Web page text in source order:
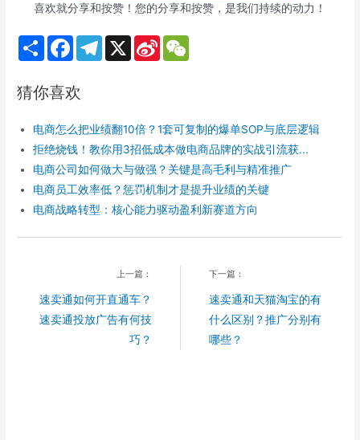
喜欢就分享和按赞！您的分享和按赞，是我们持续的动力！
S
h
e
F
b
k
T
m
X
S
b
o
猜你喜欢
电商怎么把业绩翻10倍？1套可复制的爆单SOP与底层逻辑
拒绝烧钱！教你用3招低成本做电商品牌的实战引流获...
电商公司如何做大与做强？关键是高毛利与精准推广
电商员工效率低？惩罚机制才是提升业绩的关键
电商战略转型：核心能力驱动盈利新赛道方向
上一篇：
速卖通如何开直通车？
速卖通投放广告有何技
巧？
下一篇：
速卖通和天猫淘宝的有
什么区别？推广分别有
哪些？